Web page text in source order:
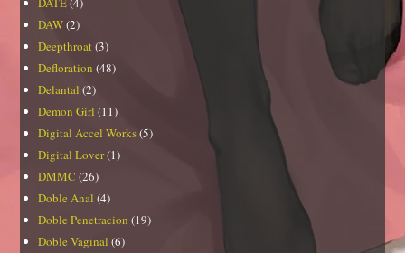
DAW(2)
Deepthroat (3)
Defloration (48)
Delantal (2)
Demon Girl (11)
Digital Accel Works(5)
Digital Lover(1)
DMMC (26)
Doble Anal (4)
Doble Penetracion (19)
Doble Vaginal (6)